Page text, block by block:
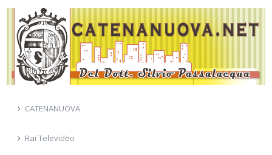
CATENANUOVA
Rai Televideo